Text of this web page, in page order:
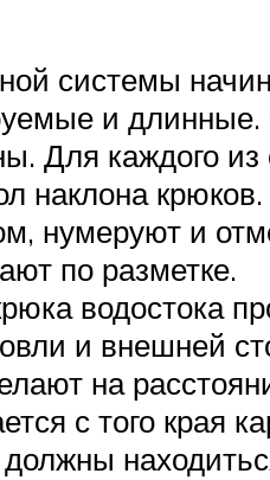
системы
и
Для каждого
наклона
нумеруют и
по разметке.
водостока
и внешней
на
с того края